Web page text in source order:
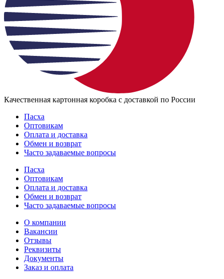
Качественная картонная коробка с доставкой по России
Пасха
Оптовикам
Оплата и доставка
Обмен и возврат
Часто задаваемые вопросы
Пасха
Оптовикам
Оплата и доставка
Обмен и возврат
Часто задаваемые вопросы
О компании
Вакансии
Отзывы
Реквизиты
Документы
Заказ и оплата